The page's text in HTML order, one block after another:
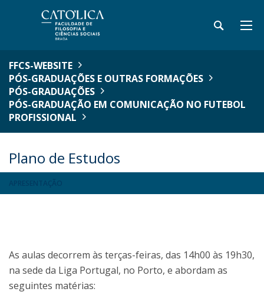
FFCS-WEBSITE
PÓS-GRADUAÇÕES E OUTRAS FORMAÇÕES
PÓS-GRADUAÇÕES
PÓS-GRADUAÇÃO EM COMUNICAÇÃO NO FUTEBOL
PROFISSIONAL
Plano de Estudos
As aulas decorrem às terças-feiras, das 14h00 às 19h30,
na sede da Liga Portugal, no Porto, e abordam as
seguintes matérias: